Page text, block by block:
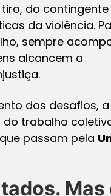
do contingente
da violência.
sempre
alcancem a
dos desafios, a
trabalho
passam pela
Mas